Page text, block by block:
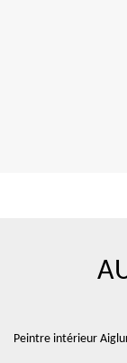
Peintre intérieur